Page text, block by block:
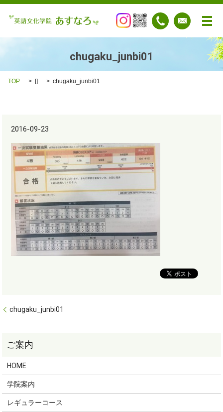
メ
chugaku_junbi01
TOP [] chugaku_junbi01
2016-09-23
chugaku_junbi01
HOME
学院案内
レギュラーコース